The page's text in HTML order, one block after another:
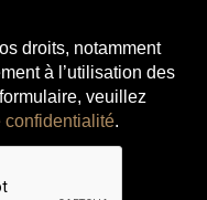
droits, notamment
à l’utilisation des
veuillez
confidentialité.